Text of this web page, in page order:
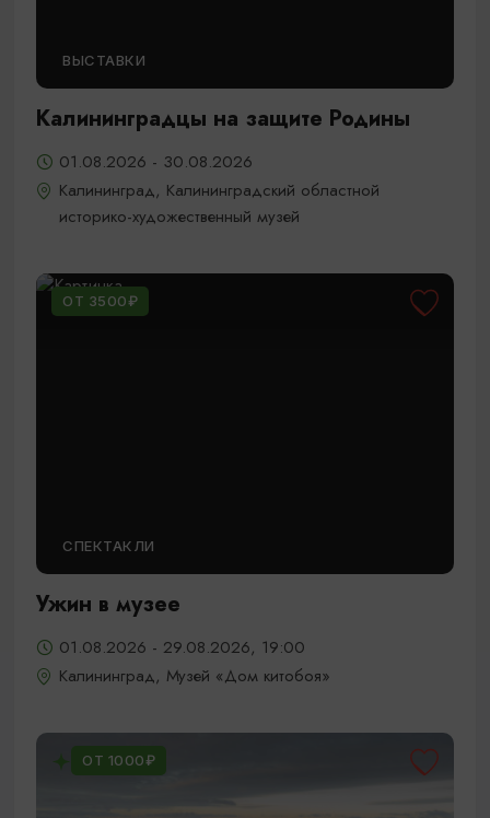
ВЫСТАВКИ
Калининградцы на защите Родины
01.08.2026 - 30.08.2026
Калининград, Калининградский областной
историко-художественный музей
ОТ 3500₽
СПЕКТАКЛИ
Ужин в музее
01.08.2026 - 29.08.2026, 19:00
Калининград, Музей «Дом китобоя»
ОТ 1000₽